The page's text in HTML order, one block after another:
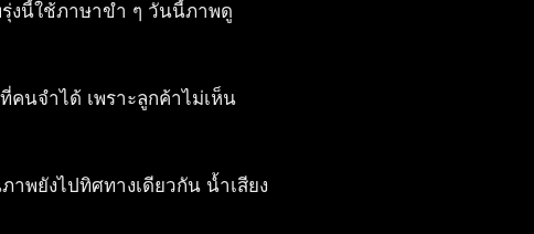
งนี้ใช้ภาษาขำ ๆ วันนี้ภาพดู
คนจำได้ เพราะลูกค้าไม่เห็น
พยังไปทิศทางเดียวกัน น้ำเสียง